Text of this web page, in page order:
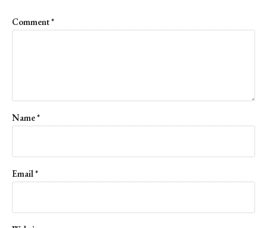
Comment*
Name*
Email*